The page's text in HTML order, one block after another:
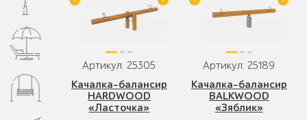
Артикул: 25305
Качалка-балансир
HARDWOOD
«Ласточка»
Артикул: 25189
Качалка-балансир
BALKWOOD
«Зяблик»